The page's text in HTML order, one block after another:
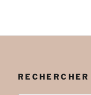
RECHERCHER